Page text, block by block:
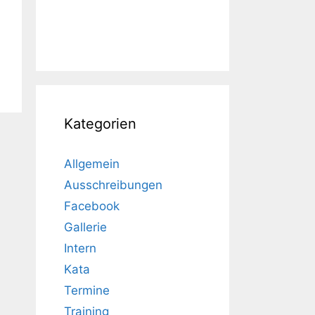
Kategorien
Allgemein
Ausschreibungen
Facebook
Gallerie
Intern
Kata
Termine
Training